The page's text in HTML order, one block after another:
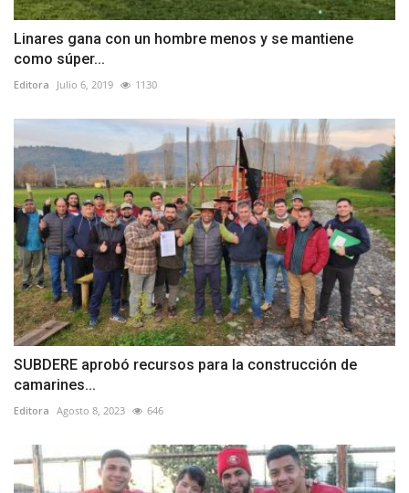
Linares gana con un hombre menos y se mantiene
como súper...
Editora Julio 6, 2019 1130
SUBDERE aprobó recursos para la construcción de
camarines...
Editora Agosto 8, 2023 646